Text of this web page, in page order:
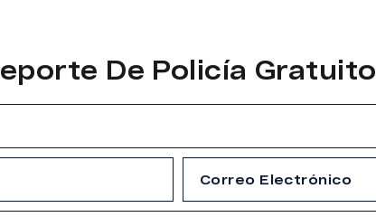
De Policía Gratuito